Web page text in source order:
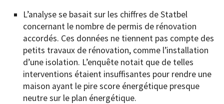
L’analyse se basait sur les chiffres de Statbel
concernant le nombre de permis de rénovation
accordés. Ces données ne tiennent pas compte des
petits travaux de rénovation, comme l’installation
d’une isolation. L’enquête notait que de telles
interventions étaient insuffisantes pour rendre une
maison ayant le pire score énergétique presque
neutre sur le plan énergétique.